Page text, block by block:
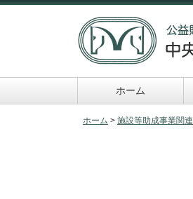
ホーム
令和６年助成事業
ホーム > 施設等助成事業関連